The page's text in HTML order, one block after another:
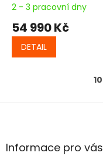
2 - 3 pracovní dny
54 990 Kč
DETAIL
10
Z
aInformace pro vás